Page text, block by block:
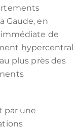
Gaude, en
immédiate de
hypercentral
plus près des
par une